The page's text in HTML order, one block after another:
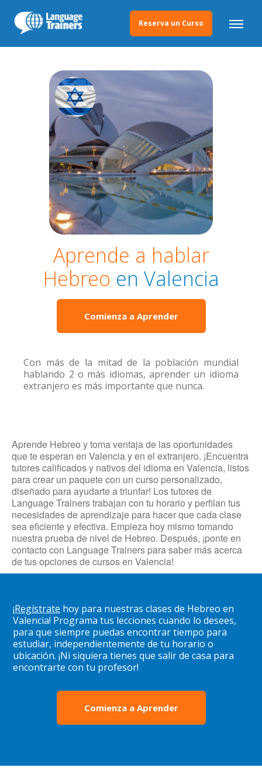
Reserva un Curso
Aprende a hablar
Hebreo en Valencia
Comienza a Aprender
Con más de la mitad de la población mundial
hablando 2 o más idiomas, aprender un idioma
extranjero es más importante que nunca.
Aprende Hebreo y toma ventaja de las oportunidades
que te esperan en Valencia y en el extranjero. ¡Encuentra
tutores calificados y nativos del idioma en Valencia, listos
para crear un paquete con un curso personalizado,
diseñado para ayudarte a triunfar! Los tutores de
Language Trainers trabajan con tu horario y perfilan tus
necesidades de aprendizaje para hacer que cada clase
sea eficiente y efectiva. Empieza hoy mismo tomando
nuestra prueba de nivel de Hebreo. Después, ¡ponte en
contacto con Language Trainers para saber más acerca
de tus opciones de cursos en Valencia!
¡Regístrate hoy para nuestras clases de Hebreo en
Valencia! Programa tus lecciones cuando lo desees,
para que siempre puedas encontrar tiempo para
estudiar, independientemente de tu horario o
ubicación. ¡Ni siquiera tienes que salir de casa para
encontrarte con tu profesor!
Comienza a Aprender